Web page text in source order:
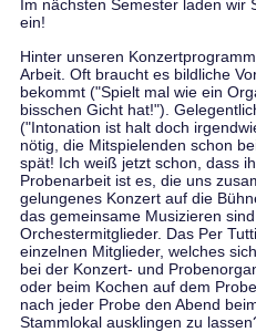
Im nächsten Semester laden wir
ein!
Hinter unseren
Arbeit. Oft braucht es bildliche
bekommt ("Spielt mal wie ein
bisschen Gicht hat!").
("Intonation ist halt doch
nötig, die Mitspielenden schon
spät! Ich weiß jetzt schon, dass
Probenarbeit ist es, die uns
gelungenes Konzert auf die
das gemeinsame Musizieren
Orchestermitglieder. Das Per
einzelnen Mitglieder, welches
bei der Konzert- und
oder beim Kochen auf dem
nach jeder Probe den Abend
Stammlokal ausklingen zu